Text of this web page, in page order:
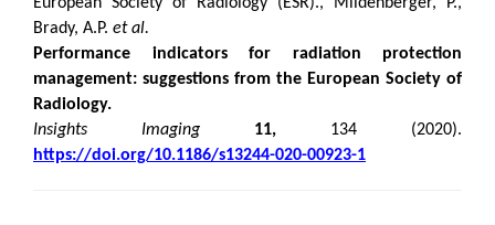
Brady, A.P. et al.
Performance indicators for radiation protection
management: suggestions from the European Society of
Radiology.
Insights Imaging
11, 134 (2020).
https://doi.org/10.1186/s13244-020-00923-1